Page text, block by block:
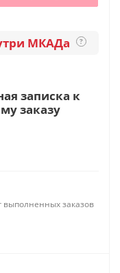
МКАДа ?
записка к
заказу
заказов